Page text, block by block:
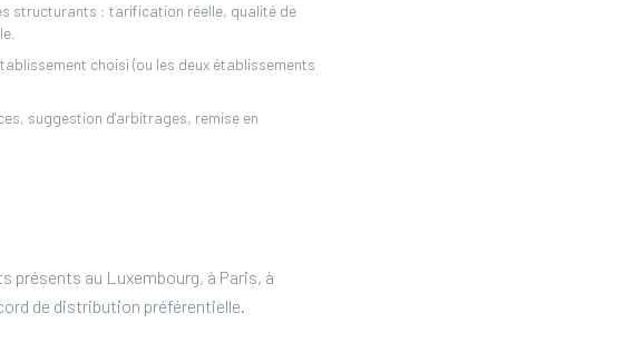
structurants : tarification réelle, qualité de
choisi (ou les deux établissements
suggestion d'arbitrages, remise en
présents au Luxembourg, à Paris, à
de distribution préférentielle.